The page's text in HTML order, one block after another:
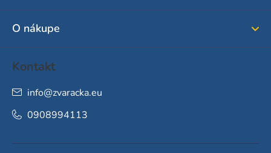
O nákupe
Kontakt
info@zvaracka.eu
0908994113